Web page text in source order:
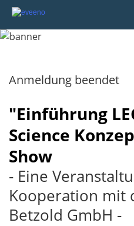
Anmeldung beendet
"Einführung
Science
Show
- Eine
Kooperation mit
Betzold GmbH -